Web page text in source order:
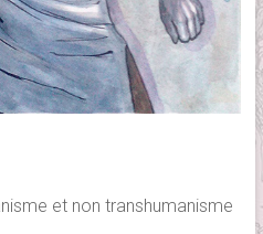
et non transhumanisme